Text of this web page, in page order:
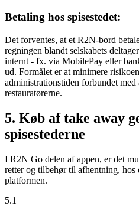
Betaling hos spisestedet:
Det forventes, at et R2N-bord
regningen blandt selskabets
internt - fx. via MobilePay eller
ud. Formålet er at minimere
administrationstiden forbundet
restauratørerne.
5. Køb af take away
spisestederne
I R2N Go delen af appen, er det
retter og tilbehør til afhentning, hos
platformen.
5.1